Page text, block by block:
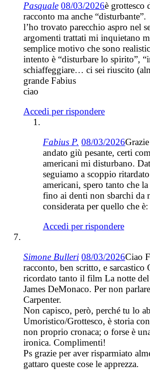
Pasquale 08/03/2026è grottesco
racconto ma anche “disturbante”.
l’ho trovato parecchio aspro nel
argomenti trattati mi inquietano
semplice motivo che sono
intento è “disturbare lo spirito”,
schiaffeggiare… ci sei riuscito
grande Fabius
ciao
Accedi per rispondere
Fabius P. 08/03/2026
andato giù pesante, certi
americani mi disturbano.
seguiamo a scoppio
americani, spero tanto che
fino ai denti non sbarchi da
considerata per quello che
Accedi per rispondere
Simone Bulleri 08/03/2026Ciao
racconto, ben scritto, e sarcastico
ricordato tanto il film La notte
James DeMonaco. Per non
Carpenter.
Non capisco, però, perché tu lo
Umoristico/Grottesco, è storia
non proprio cronaca; o forse è
ironica. Complimenti!
Ps grazie per aver risparmiato
gattaro queste cose le apprezza.